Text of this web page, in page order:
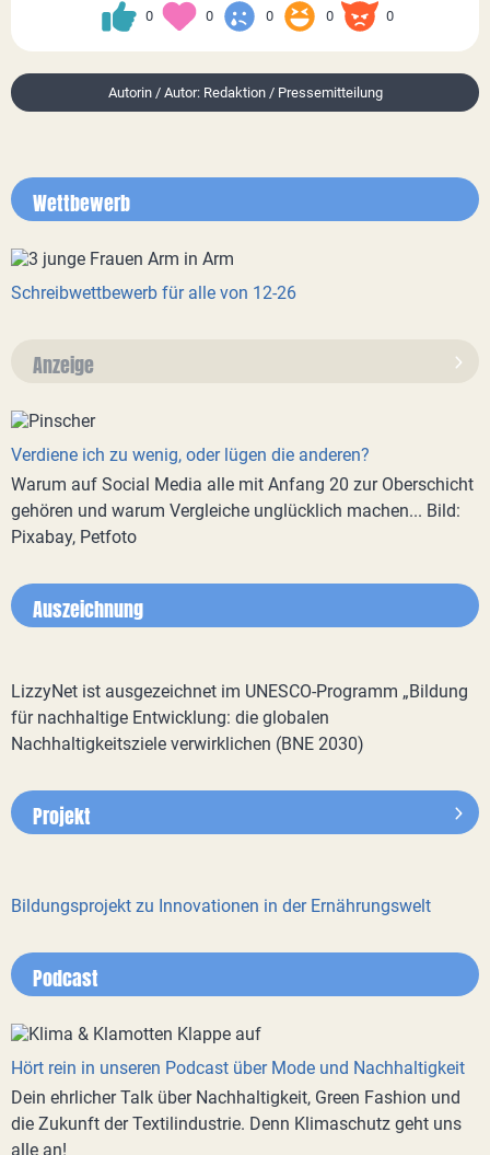
0 0 0 0 0
Autorin / Autor: Redaktion / Pressemitteilung
Wettbewerb
Schreibwettbewerb für alle von 12-26
Anzeige
Verdiene ich zu wenig, oder lügen die anderen?
Warum auf Social Media alle mit Anfang 20 zur Oberschicht
gehören und warum Vergleiche unglücklich machen... Bild:
Pixabay, Petfoto
Auszeichnung
LizzyNet ist ausgezeichnet im UNESCO-Programm „Bildung
für nachhaltige Entwicklung: die globalen
Nachhaltigkeitsziele verwirklichen (BNE 2030)
Projekt
Bildungsprojekt zu Innovationen in der Ernährungswelt
Podcast
Hört rein in unseren Podcast über Mode und Nachhaltigkeit
Dein ehrlicher Talk über Nachhaltigkeit, Green Fashion und
die Zukunft der Textilindustrie. Denn Klimaschutz geht uns
alle an!